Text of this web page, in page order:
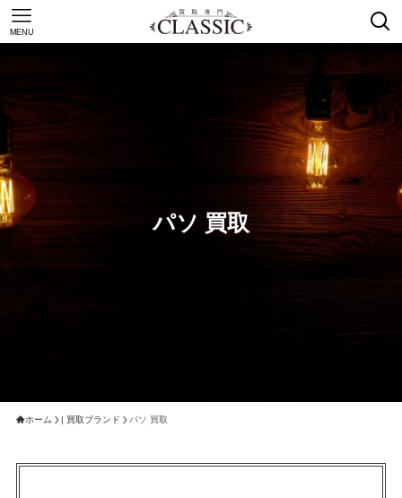
MENU
パソ 買取
ホーム | 買取ブランド パソ 買取